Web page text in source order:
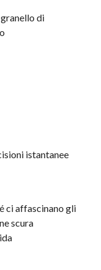
di
istantanee
ci affascinano gli
scura